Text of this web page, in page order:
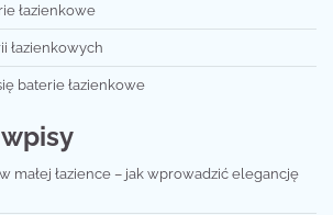
łazienkowe
łazienkowych
baterie łazienkowe
małej łazience – jak wprowadzić elegancję